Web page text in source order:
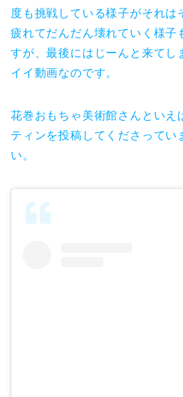
度も挑戦している様子がそれは
疲れてだんだん壊れていく様子
すが、最後にはじーんと来てし
イイ動画なのです。
花巻おもちゃ美術館さんといえ
ティンを投稿してくださってい
い。